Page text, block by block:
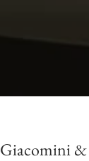
Giacomini &